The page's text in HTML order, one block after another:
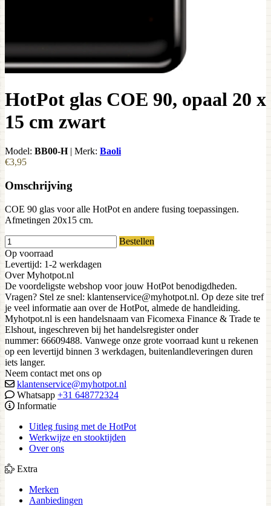
HotPot glas COE 90, opaal 20 x
15 cm zwart
Model: BB00-H | Merk: Baoli
€3,95
Omschrijving
COE 90 glas voor alle HotPot en andere fusing toepassingen.
Afmetingen 20x15 cm.
Bestellen
Op voorraad
Levertijd: 1-2 werkdagen
Over Myhotpot.nl
De voordeligste webshop voor jouw HotPot benodigdheden.
Vragen? Stel ze snel: klantenservice@myhotpot.nl. Op deze site tref
je veel informatie aan over de HotPot, almede de handleiding.
Myhotpot.nl is een handelsnaam van Ficomexa Finance & Trade te
Elshout, ingeschreven bij het handelsregister onder
nummer: 66609488. Vanwege onze grote voorraad kunt u rekenen
op een levertijd binnen 3 werkdagen, buitenlandleveringen duren
iets langer.
Neem contact met ons op
klantenservice@myhotpot.nl
Whatsapp +31 648772324
Informatie
Uitleg fusing met de HotPot
Werkwijze en stooktijden
Over ons
Extra
Merken
Aanbiedingen